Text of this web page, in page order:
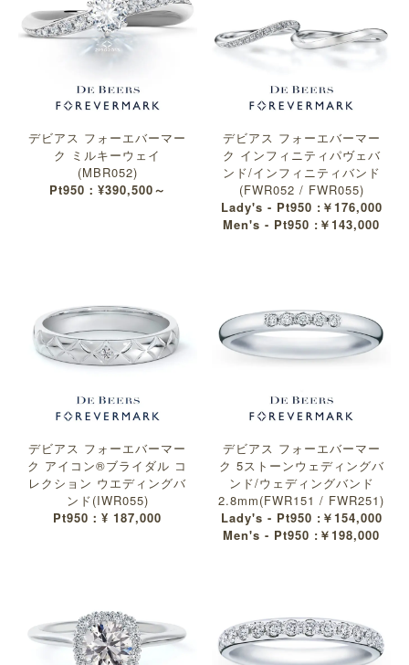
デビアス フォーエバーマー
ク ミルキーウェイ
(MBR052)
Pt950：¥390,500～
デビアス フォーエバーマー
ク インフィニティパヴェバ
ンド/インフィニティバンド
(FWR052 / FWR055)
Lady's - Pt950 :￥176,000
Men's - Pt950 :￥143,000
デビアス フォーエバーマー
ク アイコン®︎ブライダル コ
レクション ウエディングバ
ンド(IWR055)
Pt950：¥ 187,000
デビアス フォーエバーマー
ク 5ストーンウェディングバ
ンド/ウェディングバンド
2.8mm(FWR151 / FWR251)
Lady's - Pt950 :￥154,000
Men's - Pt950 :￥198,000